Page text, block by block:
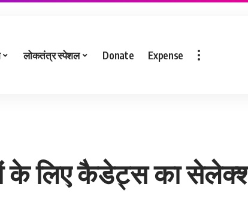
लोकतंत्र स्पेशल Donate Expense
के लिए कैडेट्स का